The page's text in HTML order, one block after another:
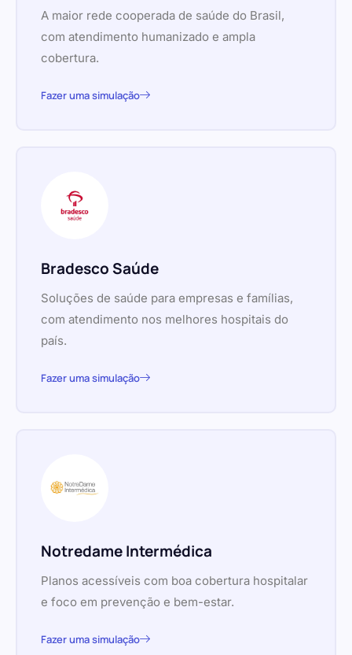
A maior rede cooperada de saúde do Brasil,
com atendimento humanizado e ampla
cobertura.
Fazer uma simulação
Bradesco Saúde
Soluções de saúde para empresas e famílias,
com atendimento nos melhores hospitais do
país.
Fazer uma simulação
Notredame Intermédica
Planos acessíveis com boa cobertura hospitalar
e foco em prevenção e bem-estar.
Fazer uma simulação